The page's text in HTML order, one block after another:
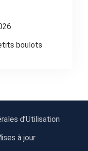
boulots
d’Utilisation
à jour